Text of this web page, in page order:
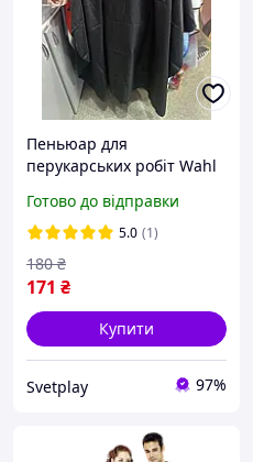
Пеньюар для
перукарських робіт Wahl
Готово до відправки
5.0 (1)
171 ₴
180 ₴
Купити
Svetplay 97%